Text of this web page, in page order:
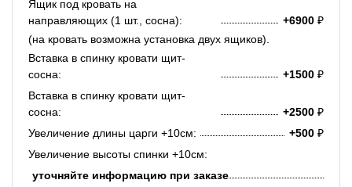
Ящик под кровать на
направляющих (1 шт., сосна):
+6900 ₽
(на кровать возможна установка двух ящиков).
Вставка в спинку кровати щит-
сосна:
+1500 ₽
Вставка в спинку кровати щит-
сосна:
+2500 ₽
Увеличение длины царги +10см:
+500 ₽
Увеличение высоты спинки +10см:
уточняйте информацию при заказе